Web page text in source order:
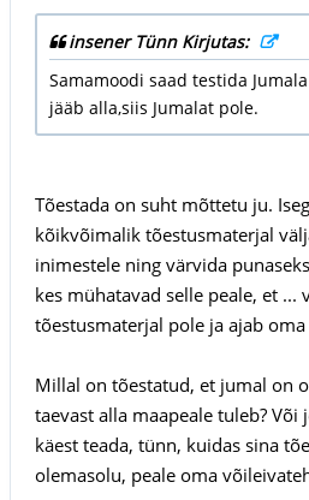
insener Tünn Kirjutas:
Samamoodi saad testida
jääb alla,siis Jumalat pole.
Tõestada on suht mõttetu ju.
kõikvõimalik tõestusmaterjal
inimestele ning värvida
kes mühatavad selle peale, et ...
tõestusmaterjal pole ja ajab
Millal on tõestatud, et jumal on
taevast alla maapeale tuleb? Või
käest teada, tünn, kuidas sina
olemasolu, peale oma